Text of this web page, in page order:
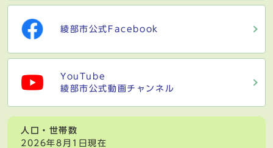
綾部市公式Facebook
YouTube
綾部市公式動画チャンネル
人口・世帯数
2026年8月1日現在